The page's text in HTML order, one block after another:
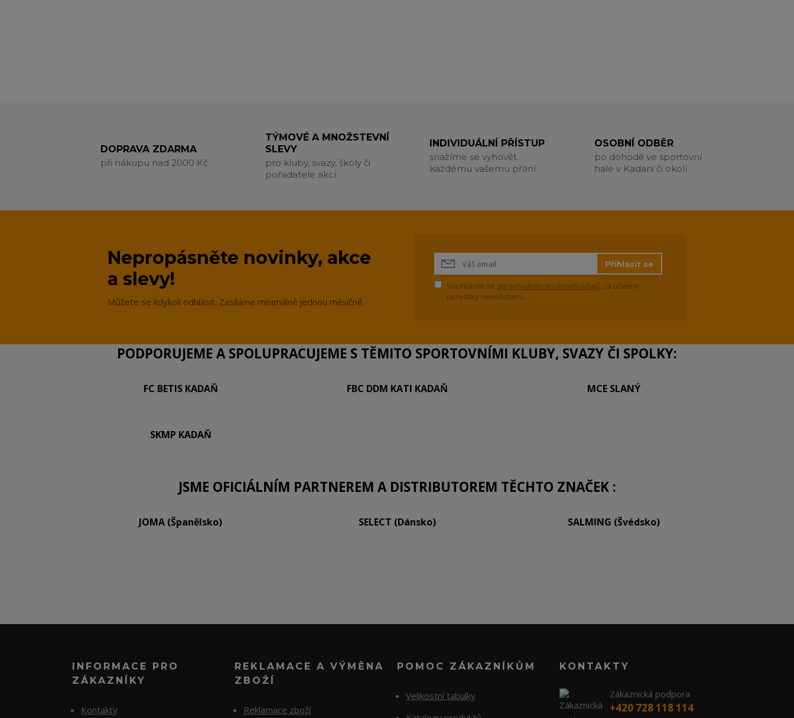
DOPRAVA ZDARMA
při nákupu nad 2000 Kč
TÝMOVÉ A MNOŽSTEVNÍ
SLEVY
pro kluby, svazy, školy či
pořadatele akcí
INDIVIDUÁLNÍ PŘÍSTUP
snažíme se vyhovět
každému vašemu přání
OSOBNÍ ODBĚR
po dohodě ve sportovní
hale v Kadani či okolí
Nepropásněte novinky, akce
a slevy!
Můžete se kdykoli odhlásit. Zasíláme minimálně jednou měsíčně.
Přihlásit se
Souhlasím se zpracováním osobních údajů za účelem
rozesílky newsletteru.
PODPORUJEME A SPOLUPRACUJEME S TĚMITO SPORTOVNÍMI KLUBY, SVAZY ČI SPOLKY:
FC BETIS KADAŇ FBC DDM KATI KADAŇ MCE SLANÝ
SKMP KADAŇ
JSME OFICIÁLNÍM PARTNEREM A DISTRIBUTOREM TĚCHTO ZNAČEK :
JOMA (Španělsko) SELECT (Dánsko) SALMING (Švédsko)
INFORMACE PRO
ZÁKAZNÍKY
Kontakty
REKLAMACE A VÝMĚNA
ZBOŽÍ
Reklamace zboží
POMOC ZÁKAZNÍKŮM
Velikostní tabulky
KONTAKTY
Zákaznická podpora
+420 728 118 114